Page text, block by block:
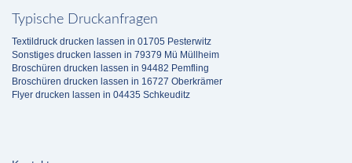
Typische Druckanfragen
Textildruck drucken lassen in 01705 Pesterwitz
Sonstiges drucken lassen in 79379 Mü Müllheim
Broschüren drucken lassen in 94482 Pemfling
Broschüren drucken lassen in 16727 Oberkrämer
Flyer drucken lassen in 04435 Schkeuditz